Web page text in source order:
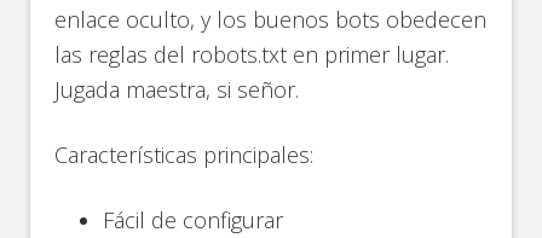
enlace oculto, y los buenos bots obedecen
las reglas del robots.txt en primer lugar.
Jugada maestra, si señor.
Características principales:
Fácil de configurar